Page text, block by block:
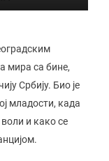
мира са бине,
Србију. Био је
младости, када
и како се